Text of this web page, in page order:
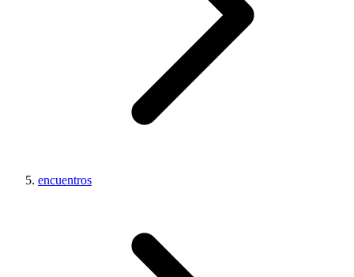
encuentros